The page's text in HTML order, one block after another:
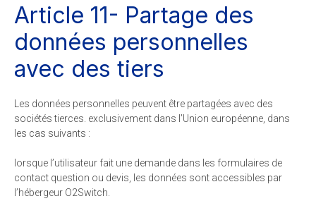
Article 11- Partage des
données personnelles
avec des tiers
Les données personnelles peuvent être partagées avec des
sociétés tierces. exclusivement dans l’Union européenne, dans
les cas suivants :
lorsque l’utilisateur fait une demande dans les formulaires de
contact question ou devis, les données sont accessibles par
l’hébergeur O2Switch.